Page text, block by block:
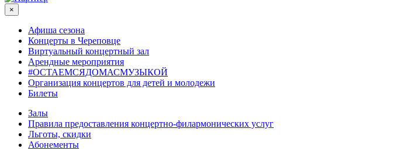
×
Афиша сезона
Концерты в Череповце
Виртуальный концертный зал
Арендные мероприятия
#ОСТАЕМСЯДОМАСМУЗЫКОЙ
Организация концертов для детей и молодежи
Билеты
Залы
Правила предоставления концертно-филармонических услуг
Льготы, скидки
Абонементы